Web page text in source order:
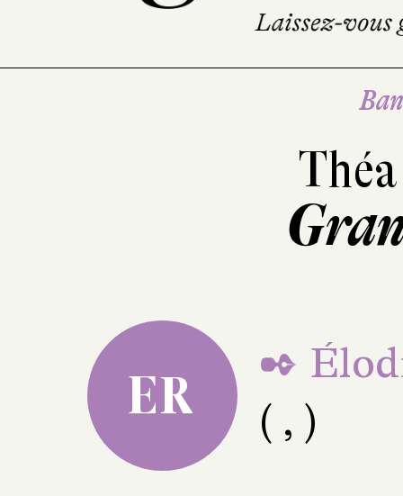
ER
✒
( , )